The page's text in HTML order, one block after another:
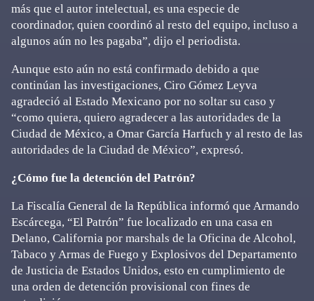
más que el autor intelectual, es una especie de
coordinador, quien coordinó al resto del equipo, incluso a
algunos aún no les pagaba”, dijo el periodista.
Aunque esto aún no está confirmado debido a que
continúan las investigaciones, Ciro Gómez Leyva
agradeció al Estado Mexicano por no soltar su caso y
“como quiera, quiero agradecer a las autoridades de la
Ciudad de México, a Omar García Harfuch y al resto de las
autoridades de la Ciudad de México”, expresó.
¿Cómo fue la detención del Patrón?
La Fiscalía General de la República informó que Armando
Escárcega, “El Patrón” fue localizado en una casa en
Delano, California por marshals de la Oficina de Alcohol,
Tabaco y Armas de Fuego y Explosivos del Departamento
de Justicia de Estados Unidos, esto en cumplimiento de
una orden de detención provisional con fines de